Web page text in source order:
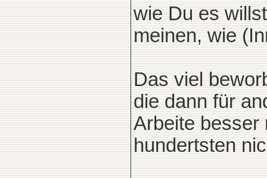
wie Du es
meinen, wie
Das viel
die dann für
Arbeite besser
hundertsten